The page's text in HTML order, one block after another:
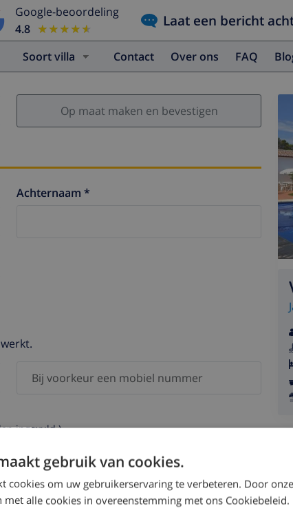
Google-beoordeling
4.8 ★★★★★
★★★★★ Laat een bericht
Soort villa Contact Over ons FAQ
Op maat maken en bevestigen
Achternaam *
ingevuld )
nooit aan derden verstrekt.
gebruik van cookies.
cookies om uw gebruikerservaring te verbeteren. Door
alle cookies in overeenstemming met ons Cookiebeleid.